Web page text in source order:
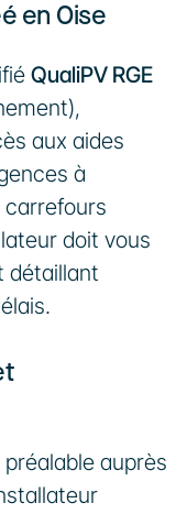
en Oise
QualiPV RGE
aux aides
à
carrefours
doit vous
détaillant
auprès